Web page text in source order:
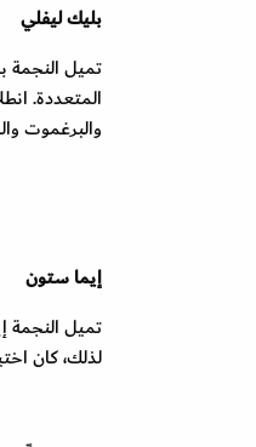
بليك ليفلي
تميل النجمة
المتعددة.
والبرغموت
إيما ستون
تميل النجمة
لذلك، كان